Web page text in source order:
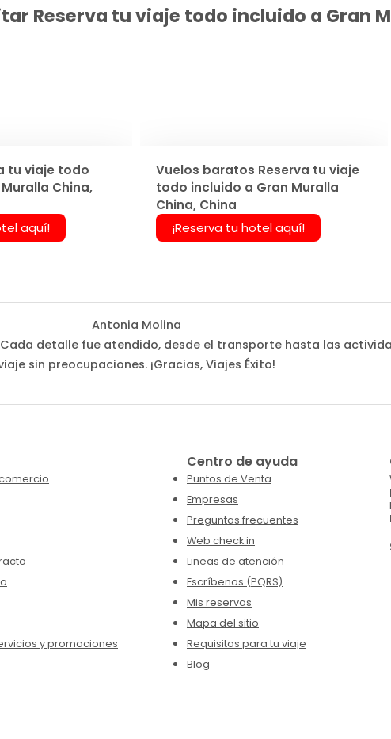
Reserva tu viaje todo incluido a Gran
tu viaje todo
China,
aquí!
Vuelos baratos Reserva tu viaje
todo incluido a Gran Muralla
China, China
¡Reserva tu hotel aquí!
Antonia Molina
detalle fue atendido, desde el transporte hasta las
sin preocupaciones. ¡Gracias, Viajes Éxito!
y promociones
Centro de ayuda
Puntos de Venta
Empresas
Preguntas frecuentes
Web check in
Lineas de atención
Escríbenos (PQRS)
Mis reservas
Mapa del sitio
Requisitos para tu viaje
Blog